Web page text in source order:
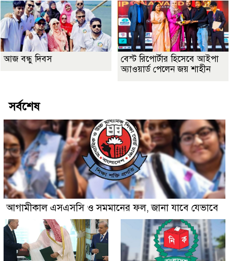
আজ বন্ধু দিবস
বেস্ট রিপোর্টার হিসেবে আইপা
অ্যাওয়ার্ড পেলেন জয় শাহীন
সর্বশেষ
আগামীকাল এসএসসি ও সমমানের ফল, জানা যাবে যেভাবে